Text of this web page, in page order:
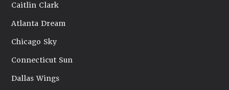
Caitlin Clark
Atlanta Dream
Chicago Sky
Connecticut Sun
Dallas Wings